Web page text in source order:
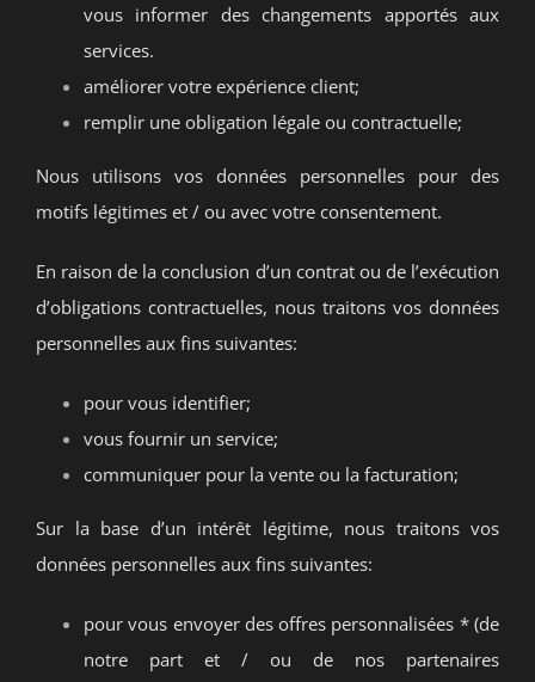
vous informer des changements apportés aux
services.
améliorer votre expérience client;
remplir une obligation légale ou contractuelle;
Nous utilisons vos données personnelles pour des
motifs légitimes et / ou avec votre consentement.
En raison de la conclusion d’un contrat ou de l’exécution
d’obligations contractuelles, nous traitons vos données
personnelles aux fins suivantes:
pour vous identifier;
vous fournir un service;
communiquer pour la vente ou la facturation;
Sur la base d’un intérêt légitime, nous traitons vos
données personnelles aux fins suivantes:
pour vous envoyer des offres personnalisées * (de
notre part et / ou de nos partenaires